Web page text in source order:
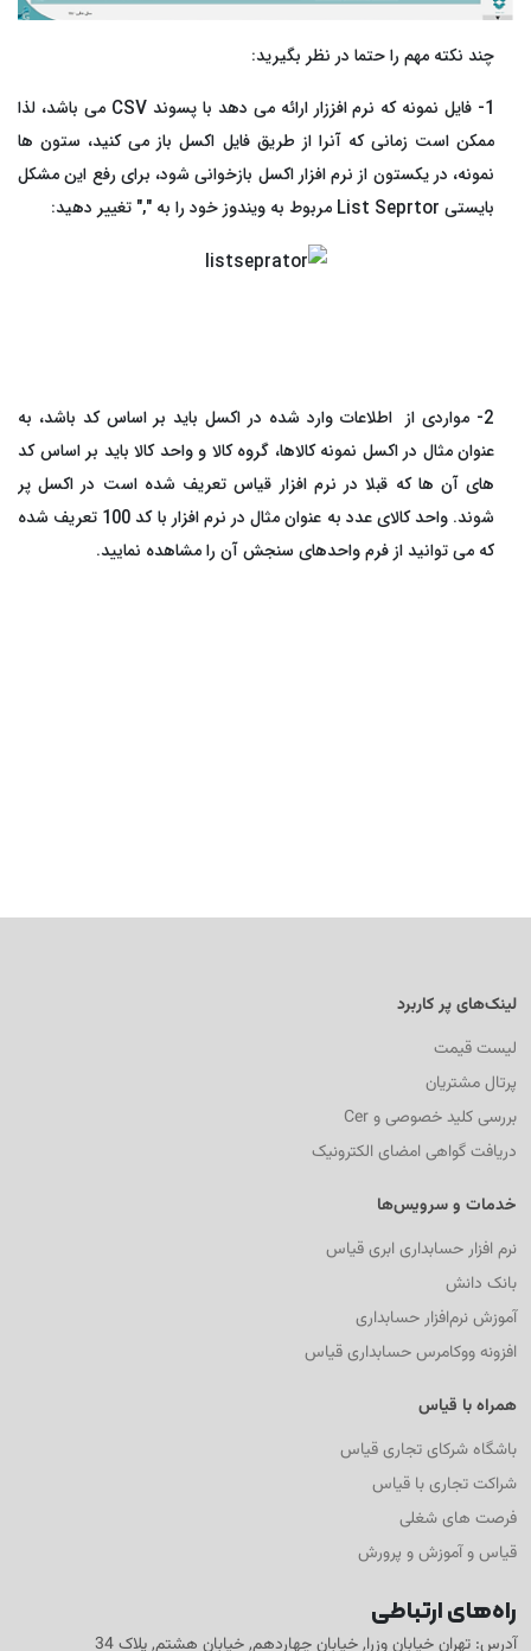
چند نکته مهم را حتما در نظر بگیرید:
1- فایل نمونه که نرم افززار ارائه می دهد با پسوند CSV می باشد، لذا
ممکن است زمانی که آنرا از طریق فایل اکسل باز می کنید، ستون ها
نمونه، در یکستون از نرم افزار اکسل بازخوانی شود، برای رفع این مشکل
بایستی List Seprtor مربوط به ویندوز خود را به "," تغییر دهید:
2- مواردی از اطلاعات وارد شده در اکسل باید بر اساس کد باشد، به
عنوان مثال در اکسل نمونه کالاها، گروه کالا و واحد کالا باید بر اساس کد
های آن ها که قبلا در نرم افزار قیاس تعریف شده است در اکسل پر
شوند. واحد کالای عدد به عنوان مثال در نرم افزار با کد 100 تعریف شده
که می توانید از فرم واحدهای سنجش آن را مشاهده نمایید.
لینک‌های پر کاربرد
لیست قیمت
پرتال مشتریان
بررسی کلید خصوصی و Cer
دریافت گواهی امضای الکترونیک
خدمات و سرویس‌ها
نرم افزار حسابداری ابری قیاس
بانک دانش
آموزش نرم‌افزار حسابداری
افزونه ووکامرس حسابداری قیاس
همراه با قیاس
باشگاه شرکای تجاری قیاس
شراکت تجاری با قیاس
فرصت های شغلی
قیاس و آموزش و پرورش
راه‌های ارتباطی
آدرس: تهران خیابان وزرا, خیابان چهاردهم, خیابان هشتم, پلاک 34